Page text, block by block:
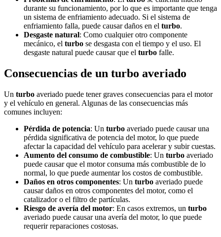
durante su funcionamiento, por lo que es importante que tenga
un sistema de enfriamiento adecuado. Si el sistema de
enfriamiento falla, puede causar daños en el turbo.
Desgaste natural: Como cualquier otro componente
mecánico, el turbo se desgasta con el tiempo y el uso. El
desgaste natural puede causar que el turbo falle.
Consecuencias de un turbo averiado
Un turbo averiado puede tener graves consecuencias para el motor
y el vehículo en general. Algunas de las consecuencias más
comunes incluyen:
Pérdida de potencia: Un turbo averiado puede causar una
pérdida significativa de potencia del motor, lo que puede
afectar la capacidad del vehículo para acelerar y subir cuestas.
Aumento del consumo de combustible: Un turbo averiado
puede causar que el motor consuma más combustible de lo
normal, lo que puede aumentar los costos de combustible.
Daños en otros componentes: Un turbo averiado puede
causar daños en otros componentes del motor, como el
catalizador o el filtro de partículas.
Riesgo de avería del motor: En casos extremos, un turbo
averiado puede causar una avería del motor, lo que puede
requerir reparaciones costosas.